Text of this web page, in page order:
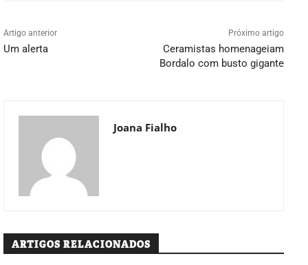
Artigo anterior
Um alerta
Próximo artigo
Ceramistas homenageiam
Bordalo com busto gigante
Joana Fialho
ARTIGOS RELACIONADOS